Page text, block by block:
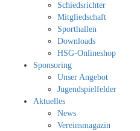
Schiedsrichter
Mitgliedschaft
Sporthallen
Downloads
HSG-Onlineshop
Sponsoring
Unser Angebot
Jugendspielfelder
Aktuelles
News
Vereinsmagazin